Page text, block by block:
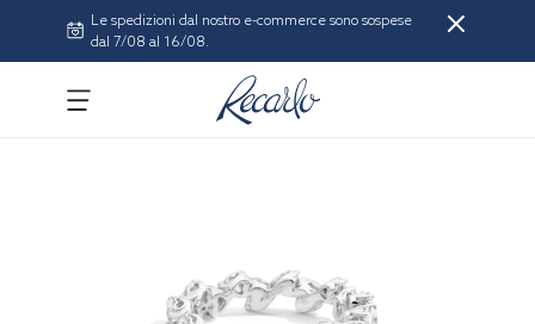
Le spedizioni dal nostro e-commerce sono sospese
dal 7/08 al 16/08.